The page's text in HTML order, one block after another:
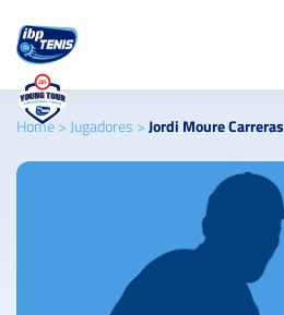
Home> Jugadores >Jordi Moure Carreras